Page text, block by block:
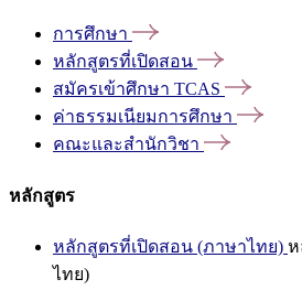
การศึกษา
หลักสูตรที่เปิดสอน
สมัครเข้าศึกษา TCAS
ค่าธรรมเนียมการศึกษา
คณะและสำนักวิชา
หลักสูตร
หลักสูตรที่เปิดสอน (ภาษาไทย) ห
ไทย)